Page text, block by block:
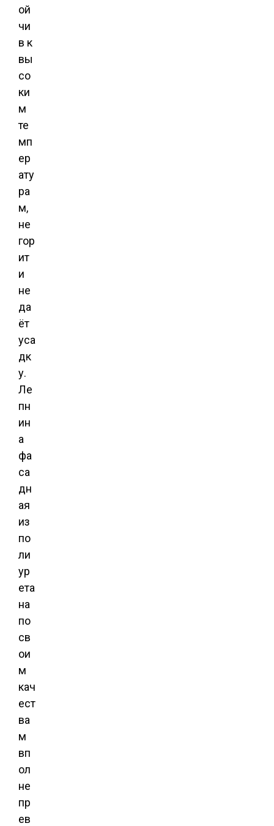
ой
чи
в к
вы
со
ки
м
те
мп
ер
ату
ра
м,
не
гор
ит
и
не
да
ёт
уса
дк
у.
Ле
пн
ин
а
фа
са
дн
ая
из
по
ли
ур
ета
на
по
св
ои
м
кач
ест
ва
м
вп
ол
не
пр
ев